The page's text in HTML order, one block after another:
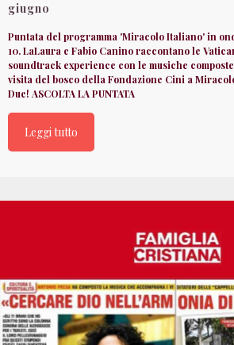
giugno
Puntata del programma 'Miracolo Italiano' in
10. LaLaura e Fabio Canino raccontano le
soundtrack experience con le musiche
visita del bosco della Fondazione Cini a
Due! ASCOLTA LA PUNTATA
Leggi tutto